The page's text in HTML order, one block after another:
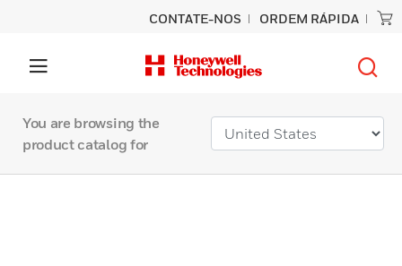
CONTATE-NOS ORDEM RÁPIDA
You are browsing the
product catalog for